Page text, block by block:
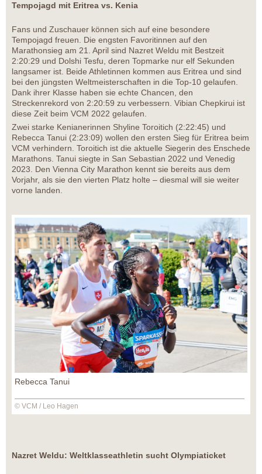
Tempojagd mit Eritrea vs. Kenia
Fans und Zuschauer können sich auf eine besondere
Tempojagd freuen. Die engsten Favoritinnen auf den
Marathonsieg am 21. April sind Nazret Weldu mit Bestzeit
2:20:29 und Dolshi Tesfu, deren Topmarke nur elf Sekunden
langsamer ist. Beide Athletinnen kommen aus Eritrea und sind
bei den jüngsten Weltmeisterschaften in die Top-10 gelaufen.
Dank ihrer Klasse haben sie echte Chancen, den
Streckenrekord von 2:20:59 zu verbessern. Vibian Chepkirui ist
diese Zeit beim VCM 2022 gelaufen.
Zwei starke Kenianerinnen Shyline Toroitich (2:22:45) und
Rebecca Tanui (2:23:09) wollen den ersten Sieg für Eritrea beim
VCM verhindern. Toroitich ist die aktuelle Siegerin des Enschede
Marathons. Tanui siegte in San Sebastian 2022 und Venedig
2023. Den Vienna City Marathon kennt sie bereits aus dem
Vorjahr, als sie den vierten Platz holte – diesmal will sie weiter
vorne landen.
Rebecca Tanui
© VCM / Leo Hagen
Nazret Weldu: Weltklasseathletin sucht Olympiaticket